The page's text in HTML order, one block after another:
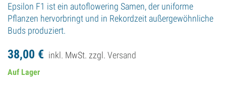
Epsilon F1 ist ein autoflowering Samen, der uniforme
Pflanzen hervorbringt und in Rekordzeit außergewöhnliche
Buds produziert.
38,00 € inkl. MwSt. zzgl. Versand
Auf Lager